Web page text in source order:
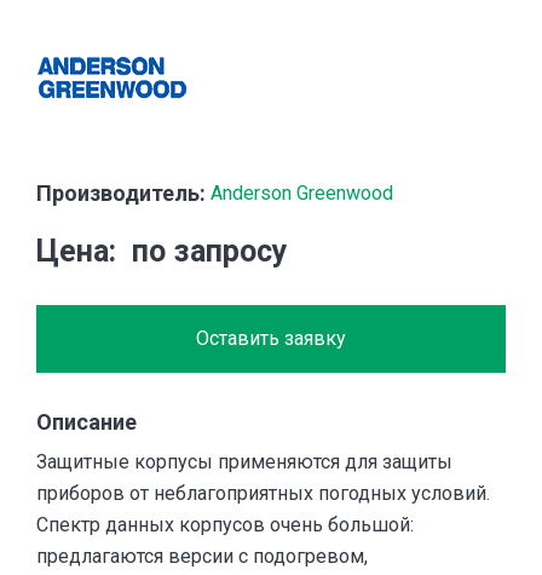
Производитель: Anderson Greenwood
Цена по запросу
Оставить заявку
Описание
Защитные корпусы применяются для защиты
приборов от неблагоприятных погодных условий.
Спектр данных корпусов очень большой:
предлагаются версии с подогревом,